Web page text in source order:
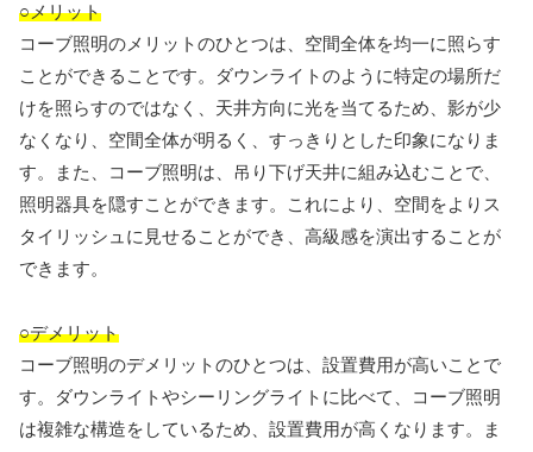
○メリット
コーブ照明のメリットのひとつは、空間全体を均一に照らす
ことができることです。ダウンライトのように特定の場所だ
けを照らすのではなく、天井方向に光を当てるため、影が少
なくなり、空間全体が明るく、すっきりとした印象になりま
す。また、コーブ照明は、吊り下げ天井に組み込むことで、
照明器具を隠すことができます。これにより、空間をよりス
タイリッシュに見せることができ、高級感を演出することが
できます。
○デメリット
コーブ照明のデメリットのひとつは、設置費用が高いことで
す。ダウンライトやシーリングライトに比べて、コーブ照明
は複雑な構造をしているため、設置費用が高くなります。ま